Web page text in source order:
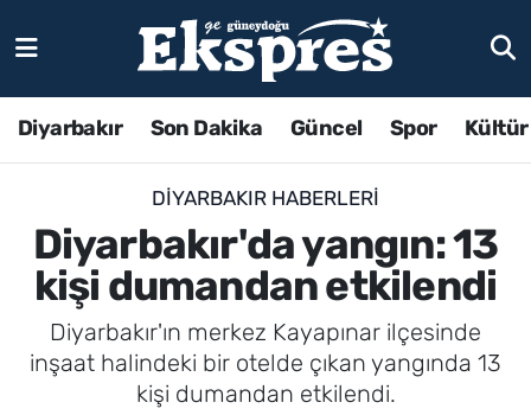
Diyarbakır Son Dakika Güncel Spor
DIYARBAKIR HABERLERI
Diyarbakır'da yangın: 13
kişi dumandan etkilendi
Diyarbakır'ın merkez Kayapınar ilçesinde
inşaat halindeki bir otelde çıkan yangında 13
kişi dumandan etkilendi.